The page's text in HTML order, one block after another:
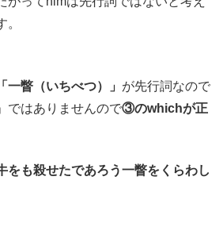
一瞥（いちべつ）」 が先行詞なので
ではありませんので③のwhichが正
をも殺せたであろう一瞥をくらわし